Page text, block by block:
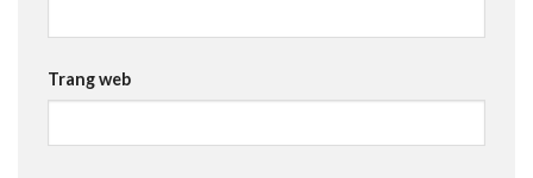
Trang web